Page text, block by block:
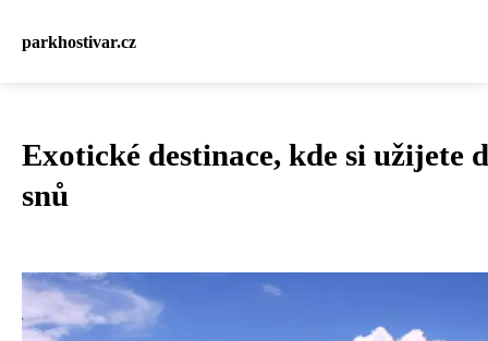
parkhostivar.cz
Exotické destinace, kde si užijete
snů